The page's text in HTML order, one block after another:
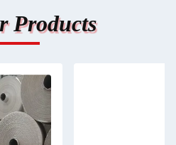
Products